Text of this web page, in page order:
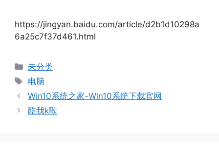
https://jingyan.baidu.com/article/d2b1d10298a
6a25c7f37d461.html
分
类
未分类
标
签
电脑
Win10系统之家-Win10系统下载官网
酷我k歌